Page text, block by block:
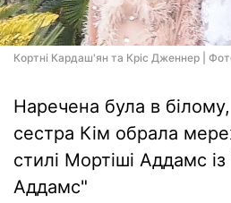
Кортні Кардаш'ян та Кріс Дженнер |
Наречена була в
сестра Кім обрала
стилі Мортіші Аддамс
Аддамс"